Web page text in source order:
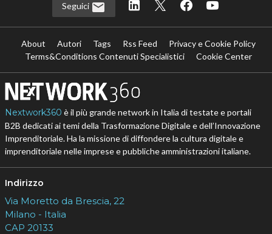
Seguici
About Autori Tags Rss Feed
Privacy e Cookie Policy
Terms&Conditions Contenuti Specialistici
Cookie Center
Nextwork360 è il più grande network in Italia di testate e portali
B2B dedicati ai temi della Trasformazione Digitale e dell’Innovazione
Imprenditoriale. Ha la missione di diffondere la cultura digitale e
imprenditoriale nelle imprese e pubbliche amministrazioni italiane.
Indirizzo
Via Moretto da Brescia, 22
Milano - Italia
CAP 20133